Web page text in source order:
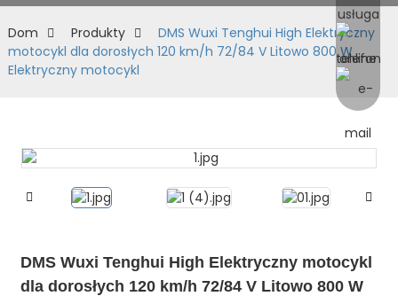
Dom Produkty
DMS Wuxi Tenghui High Elektryczny
motocykl dla dorosłych 120 km/h 72/84 V Litowo 800 W
Elektryczny motocykl
DMS Wuxi Tenghui High Elektryczny motocykl
dla dorosłych 120 km/h 72/84 V Litowo 800 W